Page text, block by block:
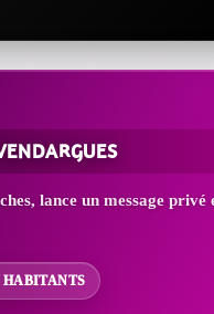
lance un message privé
HABITANTS